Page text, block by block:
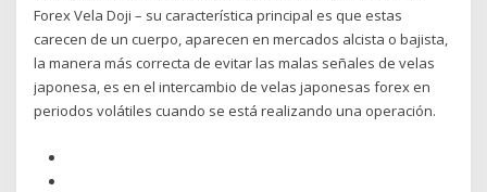
Forex Vela Doji – su característica principal es que estas
carecen de un cuerpo, aparecen en mercados alcista o bajista,
la manera más correcta de evitar las malas señales de velas
japonesa, es en el intercambio de velas japonesas forex en
periodos volátiles cuando se está realizando una operación.